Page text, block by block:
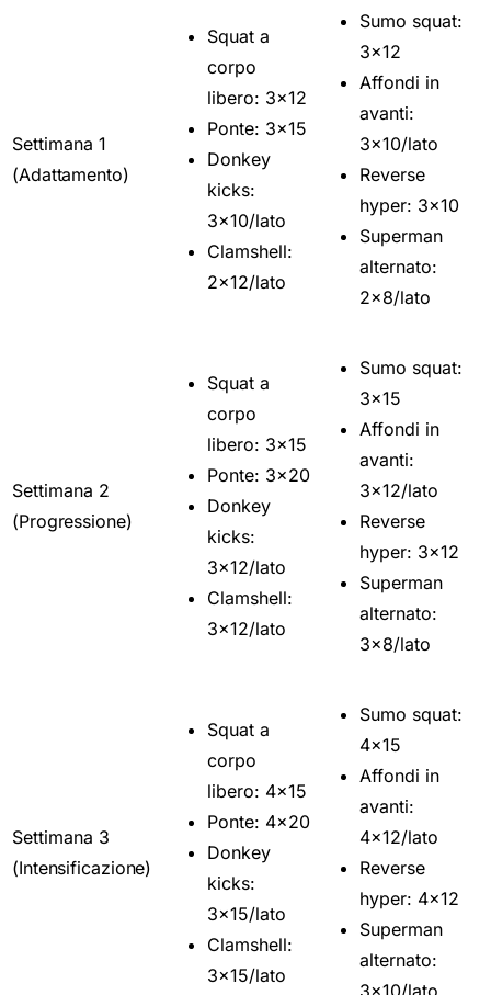
Settimana 1
(Adattamento)
Squat a
corpo
libero: 3x12
Ponte: 3x15
Donkey
kicks:
3x10/lato
Clamshell:
2x12/lato
Sumo squat:
3x12
Affondi in
avanti:
3x10/lato
Reverse
hyper: 3x10
Superman
alternato:
2x8/lato
Settimana 2
(Progressione)
Squat a
corpo
libero: 3x15
Ponte: 3x20
Donkey
kicks:
3x12/lato
Clamshell:
3x12/lato
Sumo squat:
3x15
Affondi in
avanti:
3x12/lato
Reverse
hyper: 3x12
Superman
alternato:
3x8/lato
Settimana 3
(Intensificazione)
Squat a
corpo
libero: 4x15
Ponte: 4x20
Donkey
kicks:
3x15/lato
Clamshell:
3x15/lato
Sumo squat:
4x15
Affondi in
avanti:
4x12/lato
Reverse
hyper: 4x12
Superman
alternato:
3x10/lato